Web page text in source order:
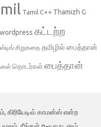
Tamil C++ Thamizh G
கட்டற்ற
சிறுகதை தமிழில் பைத்தான்
தொடர்கள்பைத்தான்
காமன்ஸ் என்ற